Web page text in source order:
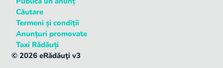
Căutare
Termeni și condiții
Anunțuri promovate
Taxi Rădăuți
© 2026 eRădăuţi v3